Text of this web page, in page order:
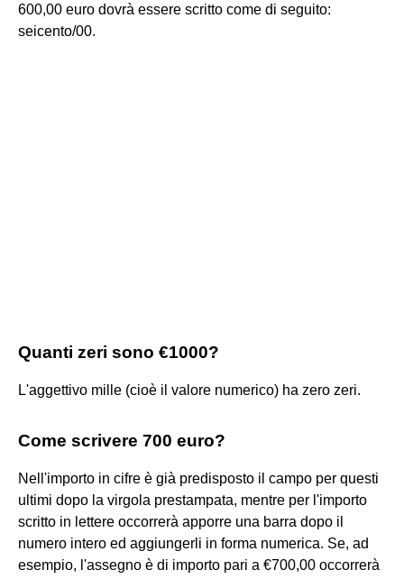
600,00 euro dovrà essere scritto come di seguito:
seicento/00.
Quanti zeri sono €1000?
L'aggettivo mille (cioè il valore numerico) ha zero zeri.
Come scrivere 700 euro?
Nell'importo in cifre è già predisposto il campo per questi
ultimi dopo la virgola prestampata, mentre per l'importo
scritto in lettere occorrerà apporre una barra dopo il
numero intero ed aggiungerli in forma numerica. Se, ad
esempio, l'assegno è di importo pari a €700,00 occorrerà